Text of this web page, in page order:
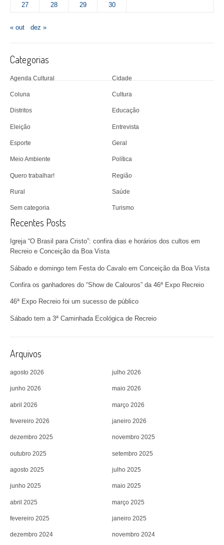
27
28 29 30
« out dez »
Categorias
Agenda Cultural Cidade
Coluna Cultura
Distritos Educação
Eleição Entrevista
Esporte Geral
Meio Ambiente Política
Quero trabalhar! Região
Rural Saúde
Sem categoria Turismo
Recentes Posts
Igreja “O Brasil para Cristo”: confira dias e horários dos cultos em
Recreio e Conceição da Boa Vista
Sábado e domingo tem Festa do Cavalo em Conceição da Boa Vista
Confira os ganhadores do “Show de Calouros” da 46ª Expo Recreio
46ª Expo Recreio foi um sucesso de público
Sábado tem a 3ª Caminhada Ecológica de Recreio
Arquivos
agosto 2026 julho 2026
junho 2026 maio 2026
abril 2026 março 2026
fevereiro 2026 janeiro 2026
dezembro 2025 novembro 2025
outubro 2025 setembro 2025
agosto 2025 julho 2025
junho 2025 maio 2025
abril 2025 março 2025
fevereiro 2025 janeiro 2025
dezembro 2024 novembro 2024